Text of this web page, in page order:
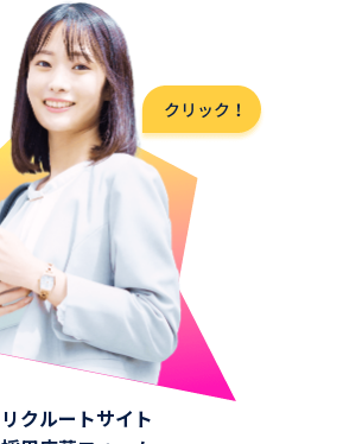
リクルートサイト